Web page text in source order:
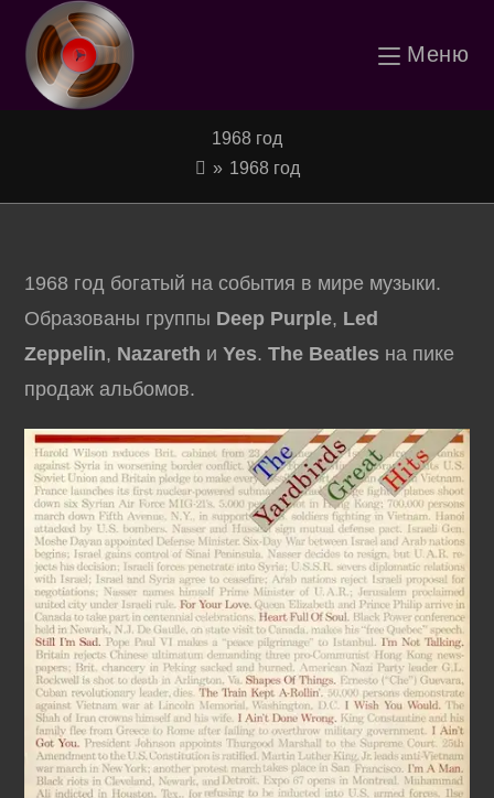
Перейти
содержимому
Меню
1968 год
» 1968 год
1968 год богатый на события в мире музыки.
Образованы группы Deep Purple, Led
Zeppelin, Nazareth иYes.The Beatles на пике
продаж альбомов.